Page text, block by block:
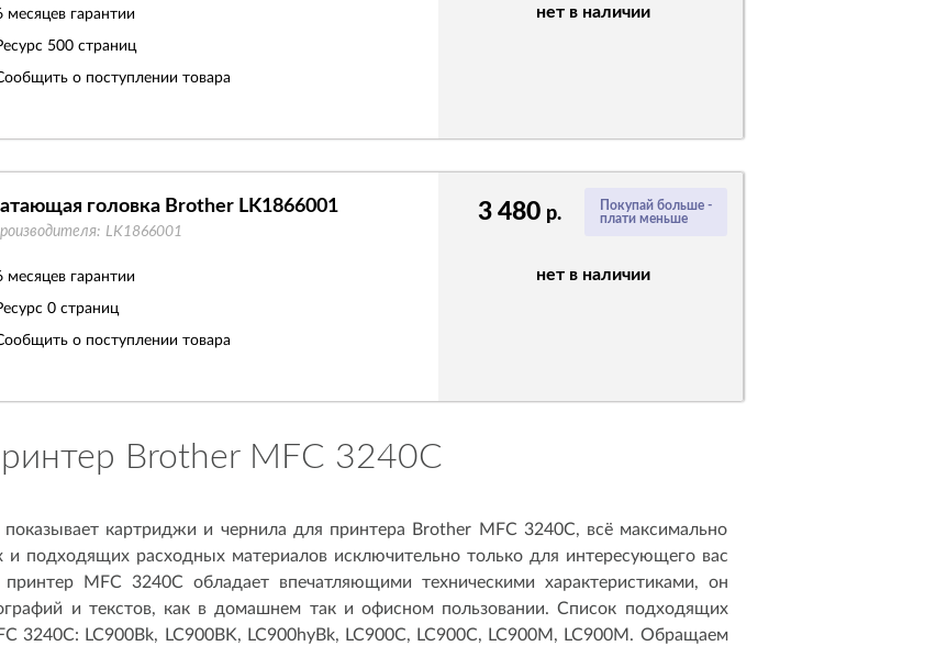
нет в наличии
месяцев гарантии
500 страниц
о поступлении товара
Покупай больше -
плати меньше
3 480 р.
нет в наличии
головка Brother LK1866001
LK1866001
месяцев гарантии
0 страниц
о поступлении товара
Brother MFC 3240C
картриджи и чернила для принтера Brother MFC 3240C, всё максимально
подходящих расходных материалов исключительно только для интересующего вас
MFC 3240C обладает впечатляющими техническими характеристиками, он
и текстов, как в домашнем так и офисном пользовании. Список подходящих
3240C: LC900Bk, LC900BK, LC900hyBk, LC900C, LC900C, LC900M, LC900M. Обращаем